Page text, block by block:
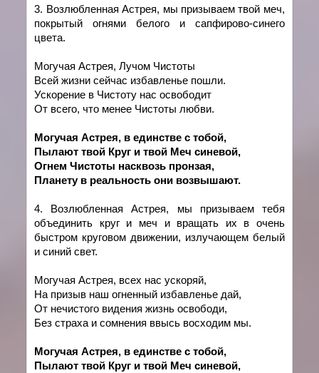
3. Возлюбленная Астрея, мы призываем твой меч,
покрытый огнями белого и сапфирово-синего
цвета.
Могучая Астрея, Лучом Чистоты
Всей жизни сейчас избавленье пошли.
Ускорение в Чистоту нас освободит
От всего, что менее Чистоты любви.
Могучая Астрея, в единcтве с тобой,
Пылают твой Круг и твой Меч синевой,
Огнем Чистоты насквозь пронзая,
Планету в реальность они возвышают.
4. Возлюбленная Астрея, мы призываем тебя
объединить круг и меч и вращать их в очень
быстром круговом движении, излучающем белый
и синий свет.
Могучая Астрея, всех нас ускоряй,
На призыв наш огненный избавленье дай,
От нечистого видения жизнь освободи,
Без страха и сомнения ввысь восходим мы.
Могучая Астрея, в единcтве с тобой,
Пылают твой Круг и твой Меч синевой,